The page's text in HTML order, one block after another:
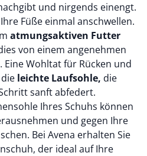
und nirgends einengt.
Füße einmal anschwellen.
atmungsaktiven Futter
von einem angenehmen
Wohltat für Rücken und
leichte Laufsohle, die
sanft abfedert.
Ihres Schuhs können
und gegen Ihre
Bei Avena erhalten Sie
der ideal auf Ihre